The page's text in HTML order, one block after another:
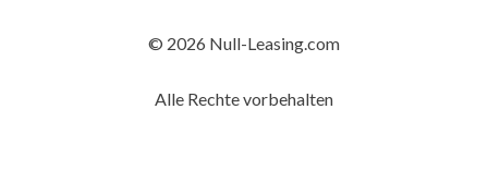
© 2026 Null-Leasing.com
Alle Rechte vorbehalten